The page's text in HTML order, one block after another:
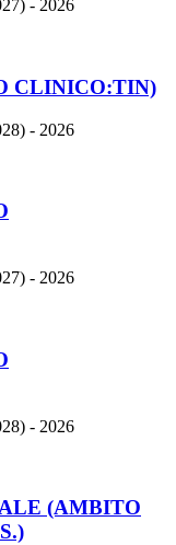
- 2026
CLINICO:TIN)
- 2026
- 2026
- 2026
(AMBITO